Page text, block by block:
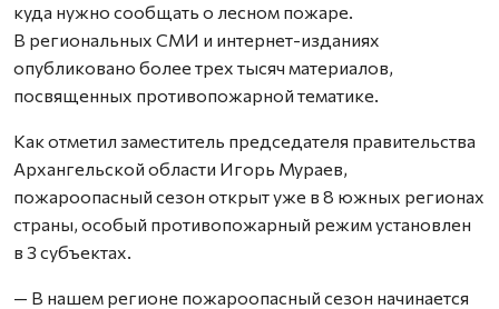
куда нужно сообщать о лесном пожаре.
В региональных СМИ и интернет-изданиях
опубликовано более трех тысяч материалов,
посвященных противопожарной тематике.
Как отметил заместитель председателя правительства
Архангельской области Игорь Мураев,
пожароопасный сезон открыт уже в 8 южных регионах
страны, особый противопожарный режим установлен
в 3 субъектах.
— В нашем регионе пожароопасный сезон начинается